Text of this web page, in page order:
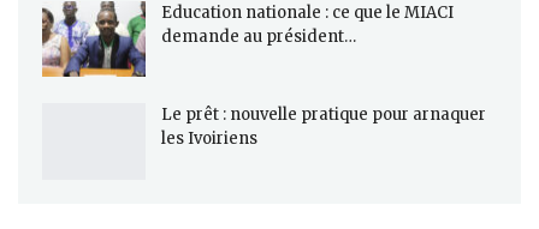
Education nationale : ce que le MIACI
demande au président…
Le prêt : nouvelle pratique pour arnaquer
les Ivoiriens